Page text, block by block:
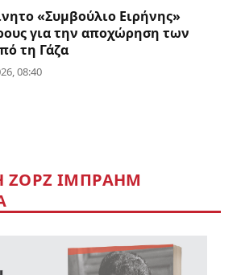
«Συμβούλιο Ειρήνης»
για την αποχώρηση των
τη Γάζα
08:40
ΖΟΡΖ ΙΜΠΡΑΗΜ